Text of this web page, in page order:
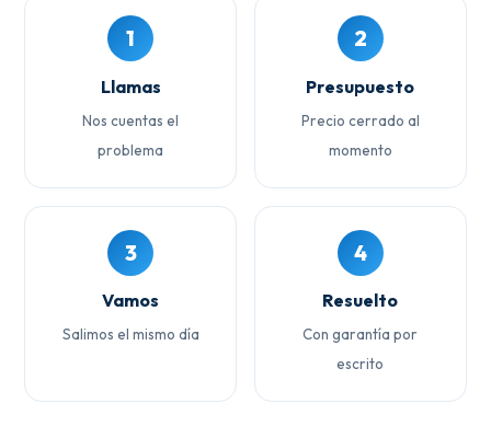
1
Llamas
Nos cuentas el
problema
2
Presupuesto
Precio cerrado al
momento
3
Vamos
Salimos el mismo día
4
Resuelto
Con garantía por
escrito